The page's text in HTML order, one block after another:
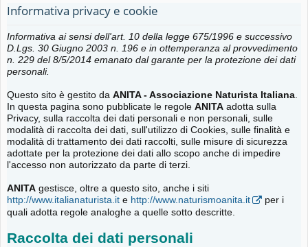
Informativa privacy e cookie
Informativa ai sensi dell'art. 10 della legge 675/1996 e successivo
D.Lgs. 30 Giugno 2003 n. 196 e in ottemperanza al provvedimento
n. 229 del 8/5/2014 emanato dal garante per la protezione dei dati
personali.
Questo sito è gestito da ANITA - Associazione Naturista Italiana.
In questa pagina sono pubblicate le regole ANITA adotta sulla
Privacy, sulla raccolta dei dati personali e non personali, sulle
modalità di raccolta dei dati, sull'utilizzo di Cookies, sulle finalità e
modalità di trattamento dei dati raccolti, sulle misure di sicurezza
adottate per la protezione dei dati allo scopo anche di impedire
l'accesso non autorizzato da parte di terzi.
ANITA gestisce, oltre a questo sito, anche i siti
http://www.italianaturista.it e http://www.naturismoanita.it
per i
quali adotta regole analoghe a quelle sotto descritte.
Raccolta dei dati personali